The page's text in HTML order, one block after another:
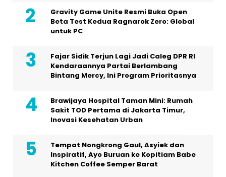
Gravity Game Unite Resmi Buka Open
Beta Test Kedua Ragnarok Zero: Global
untuk PC
Fajar Sidik Terjun Lagi Jadi Caleg DPR RI
Kendaraannya Partai Berlambang
Bintang Mercy, Ini Program Prioritasnya
Brawijaya Hospital Taman Mini: Rumah
Sakit TOD Pertama di Jakarta Timur,
Inovasi Kesehatan Urban
Tempat Nongkrong Gaul, Asyiek dan
Inspiratif, Ayo Buruan ke Kopitiam Babe
Kitchen Coffee Semper Barat